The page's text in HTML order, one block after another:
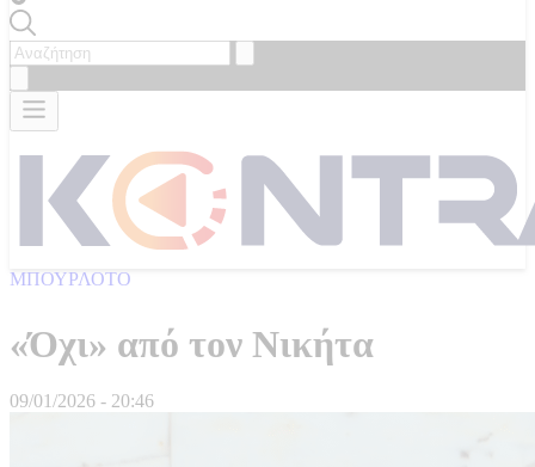
ΜΠΟΥΡΛΟΤΟ
«Όχι» από τον Νικήτα
09/01/2026 - 20:46